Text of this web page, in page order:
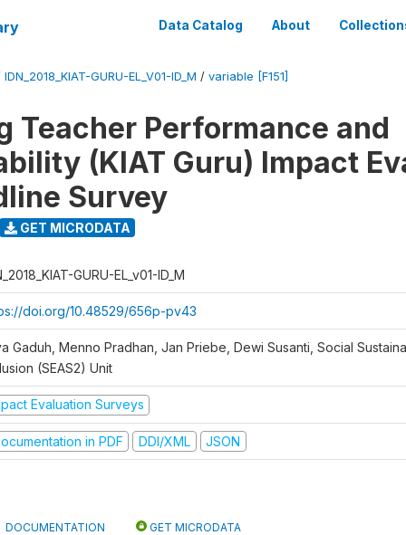
Data Catalog About
IDN_2018_KIAT-GURU-EL_V01-ID_M / variable [F151]
Teacher Performance and
(KIAT Guru) Impact
Survey
GET MICRODATA
GURU-EL_v01-ID_M
doi.org/10.48529/656p-pv43
Gaduh, Menno Pradhan, Jan Priebe, Dewi Susanti, Social
(SEAS2) Unit
Evaluation Surveys
in PDF DDI/XML JSON
DOCUMENTATION GET MICRODATA